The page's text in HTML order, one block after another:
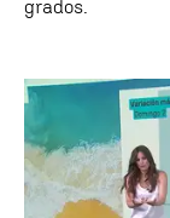
grados.